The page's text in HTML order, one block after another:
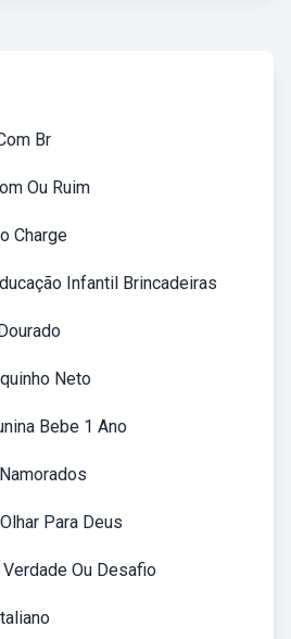
Br
Ou Ruim
Charge
Infantil Brincadeiras
Neto
Bebe 1 Ano
Para Deus
Ou Desafio